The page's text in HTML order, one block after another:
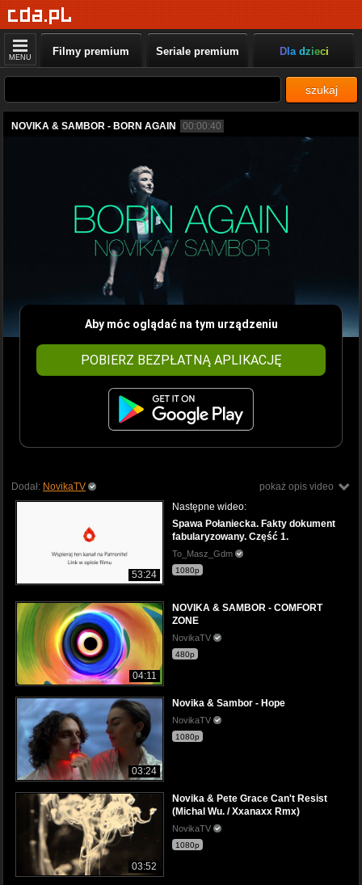
MENU Filmy premium Seriale premium Dla dzieci
szukaj
NOVIKA & SAMBOR - BORN AGAIN 00:00:40
Aby móc oglądać na tym urządzeniu
POBIERZ BEZPŁATNĄ APLIKACJĘ
pokaż opis video
Dodał: NovikaTV
53:24
Następne wideo:
Spawa Połaniecka. Fakty dokument
fabularyzowany. Część 1.
To_Masz_Gdm
1080p
04:11
NOVIKA & SAMBOR - COMFORT
ZONE
NovikaTV
480p
03:24
Novika & Sambor - Hope
NovikaTV
1080p
03:52
Novika & Pete Grace Can't Resist
(Michal Wu. / Xxanaxx Rmx)
NovikaTV
1080p